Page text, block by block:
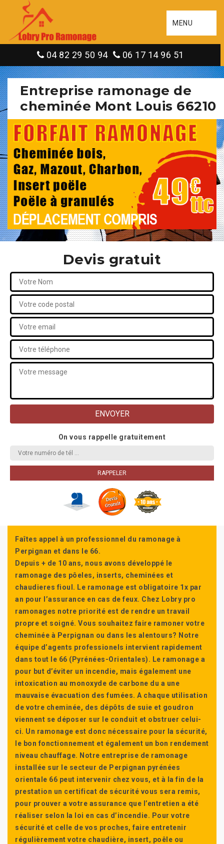
MENU
04 82 29 50 94 06 17 14 96 51
Entreprise ramonage de
cheminée Mont Louis 66210
Devis gratuit
On vous rappelle gratuitement
Faîtes appel à un professionnel du ramonage à
Perpignan et dans le 66.
Depuis + de 10 ans, nous avons développé le
ramonage des pôeles, inserts, cheminées et
chaudieres fioul. Le ramonage est obligatoire 1x par
an pour l’assurance en cas de feux. Chez Lobry pro
ramonages notre priorité est de rendre un travail
propre et soigné. Vous souhaitez faire ramoner votre
cheminée à Perpignan ou dans les alentours? Notre
équipe d’agents professionels intervient rapidement
dans tout le 66 (Pyrénées-Orientales). Le ramonage a
pour but d’éviter un incendie, mais également une
intoxication au monoxyde de carbone du a une
mauvaise évacuation des fumées. A chaque utilisation
de votre cheminée, des dépôts de suie et goudron
viennent se déposer sur le conduit et obstruer celui-
ci. Un ramonage est donc nécessaire pour la sécurité,
le bon fonctionnement et également un bon rendement
niveau chauffage. Notre entreprise de ramonage
installée sur le secteur de Perpignan pyrénées
orientale 66 peut intervenir chez vous, et à la fin de la
prestation un certificat de sécurité vous sera remis,
pour prouver a votre assurance que l’entretien a été
réaliser selon la loi en cas d’incendie. Pour votre
sécurité et celle de vos proches, faire entretenir
régulièrement votre chaudière, insert, poêle ou